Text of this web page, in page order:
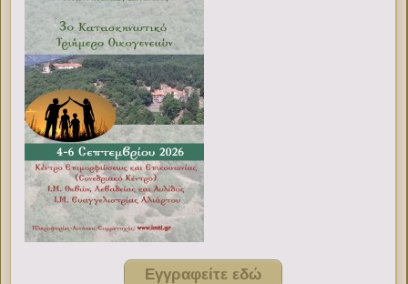
Εγγραφείτε εδώ